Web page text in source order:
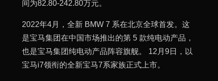
间为82.80-242.80万元。
2022年4月，全新 BMW 7 系在北京全球首发。这
是宝马集团在中国市场推出的第 5 款纯电动产品，
也是宝马集团纯电动产品阵容旗舰。 12月9日，以
宝马i7领衔的全新宝马7系家族正式上市。